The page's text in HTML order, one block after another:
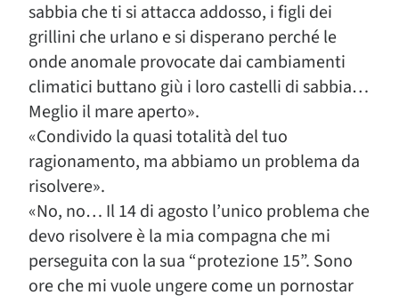
sabbia che ti si attacca addosso, i figli dei
grillini che urlano e si disperano perché le
onde anomale provocate dai cambiamenti
climatici buttano giù i loro castelli di sabbia…
Meglio il mare aperto».
«Condivido la quasi totalità del tuo
ragionamento, ma abbiamo un problema da
risolvere».
«No, no… Il 14 di agosto l’unico problema che
devo risolvere è la mia compagna che mi
perseguita con la sua “protezione 15”. Sono
ore che mi vuole ungere come un pornostar